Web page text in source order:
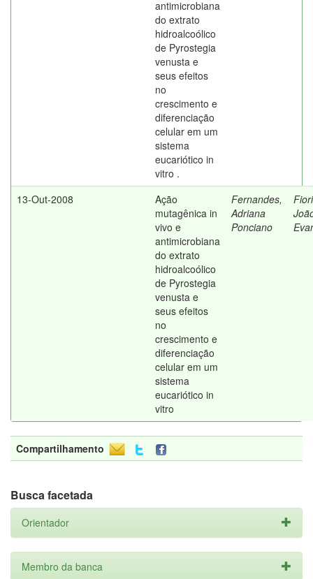
antimicrobiana
do extrato
hidroalcoólico
de Pyrostegia
venusta e
seus efeitos
no
crescimento e
diferenciação
celular em um
sistema
eucariótico in
vitro .
13-Out-2008
Ação
mutagênica in
vivo e
antimicrobiana
do extrato
hidroalcoólico
de Pyrostegia
venusta e
seus efeitos
no
crescimento e
diferenciação
celular em um
sistema
eucariótico in
vitro
Fernandes,
Adriana
Ponciano
Compartilhamento
Busca facetada
Orientador
Membro da banca